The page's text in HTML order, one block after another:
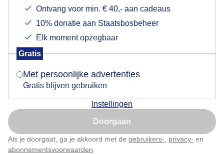
Ontvang voor min. € 40,- aan cadeaus
10% donatie aan Staatsbosbeheer
Elk moment opzegbaar
Gratis
Met persoonlijke advertenties
Gratis blijven gebruiken
Instellingen
Doorgaan
Als je doorgaat, ga je akkoord met de gebruikers- privacy- en
abonnementsvoorwaarden
Weerfoto!
Door: Nely V Frankenhuijzen Gemaakt: 18-11-2025, 90x bekeken
Indien je hier nog geen akkoord op hebt gegeven,
verschijnt er zo een pop-up uit je browser waarin
Is goed, toon de popup
Nu niet, misschien later
Klik hierom dit aan te passen